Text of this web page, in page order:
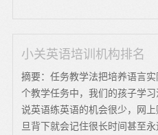
小关英语培训机构排名
摘要：任务教学法把培养语言
个教学任务中，我们的孩子学
说英语练英语的机会很少，网
旦背下就会记住很长时间甚至